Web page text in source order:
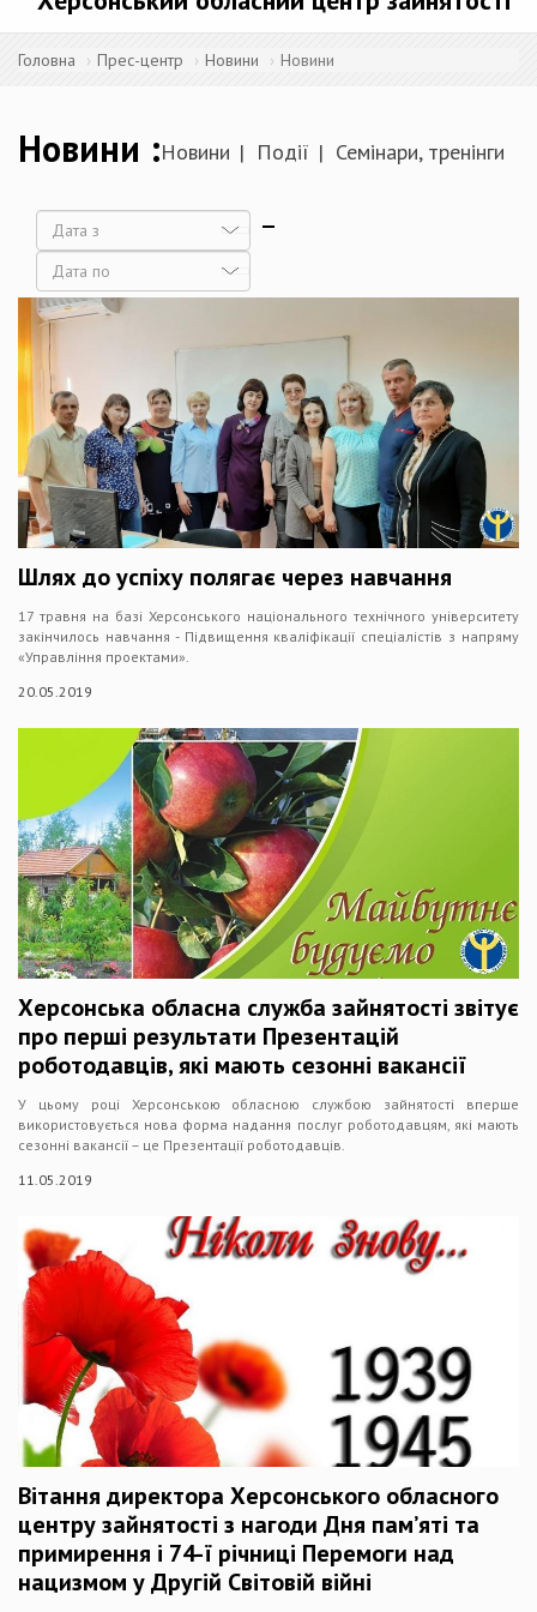
Головна Прес-центр Новини Новини
Новини Новини Події Семінари, тренінги
Дата
Дата
Шлях до успіху полягає через навчання
17 травня на базі Херсонського національного технічного університету
закінчилось навчання - Підвищення кваліфікації спеціалістів з напряму
«Управління проектами».
20.05.2019
Херсонська обласна служба зайнятості звітує
про перші результати Презентацій
роботодавців, які мають сезонні вакансії
У цьому році Херсонською обласною службою зайнятості вперше
використовується нова форма надання послуг роботодавцям, які мають
сезонні вакансії – це Презентації роботодавців.
11.05.2019
Вітання директора Херсонського обласного
центру зайнятості з нагоди Дня пам’яті та
примирення і 74-ї річниці Перемоги над
нацизмом у Другій Світовій війні